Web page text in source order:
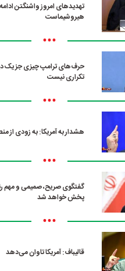
تهدیدهای امروز واشنگتن
هیروشیماست
•••
حرف‌های ترامپ چیزی جز یک
تکراری نیست
•••
هشدار به آمریکا: به زودی از
•••
گفتگوی صریح، صمیمی و مهم
پخش خواهد شد
•••
قالیباف: آمریکا تاوان می‌دهد